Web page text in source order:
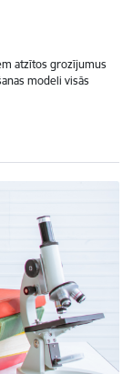
atzītos grozījumus
modeli visās